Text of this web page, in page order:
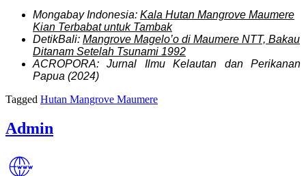
Mongabay Indonesia: Kala Hutan Mangrove Maumere
Kian Terbabat untuk Tambak
DetikBali: Mangrove Magelo’o di Maumere NTT, Bakau
Ditanam Setelah Tsunami 1992
ACROPORA: Jurnal Ilmu Kelautan dan Perikanan
Papua (2024)
Tagged Hutan Mangrove Maumere
Admin